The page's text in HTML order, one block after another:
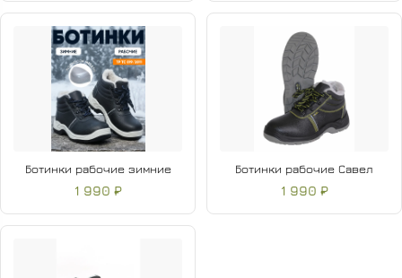
Ботинки рабочие зимние
1 990 ₽
Ботинки рабочие Савел
1 990 ₽